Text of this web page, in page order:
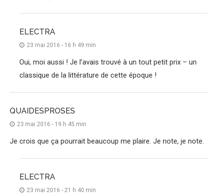
ELECTRA
23 mai 2016 - 16 h 49 min
Oui, moi aussi ! Je l’avais trouvé à un tout petit prix – un
classique de la littérature de cette époque !
QUAIDESPROSES
23 mai 2016 - 19 h 45 min
Je crois que ça pourrait beaucoup me plaire. Je note, je note.
ELECTRA
23 mai 2016 - 21 h 40 min